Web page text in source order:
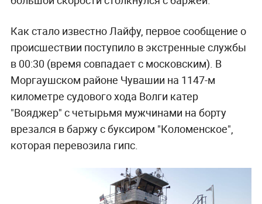
Как стало известно Лайфу, первое сообщение о
происшествии поступило в экстренные службы
в 00:30 (время совпадает с московским). В
Моргаушском районе Чувашии на 1147-м
километре судового хода Волги катер
"Вояджер" с четырьмя мужчинами на борту
врезался в баржу с буксиром "Коломенское",
которая перевозила гипс.